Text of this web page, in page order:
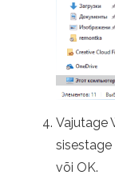
Vajutage
sisestage
või OK.